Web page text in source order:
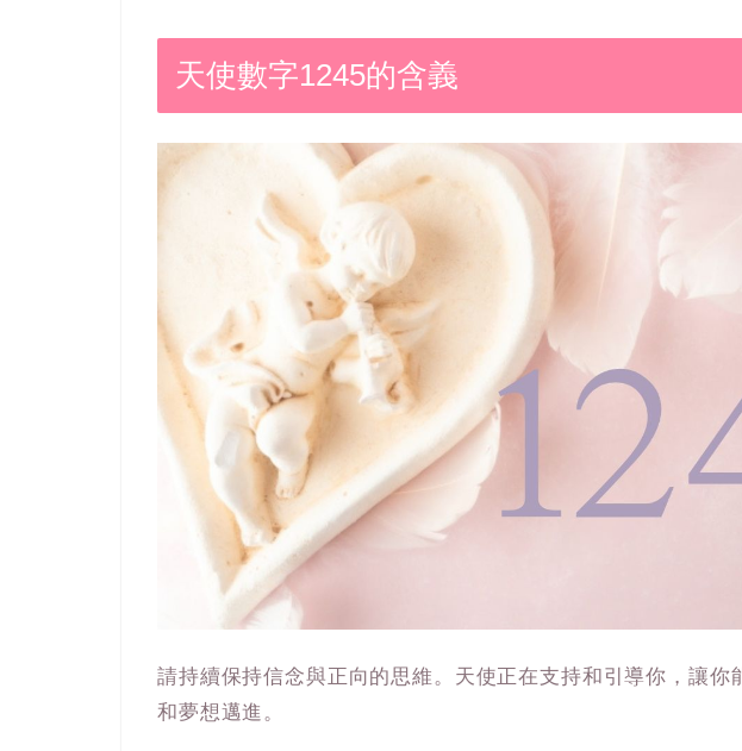
天使數字1245的含義
請持續保持信念與正向的思維。天使正在支持和引導你，讓你
和夢想邁進。